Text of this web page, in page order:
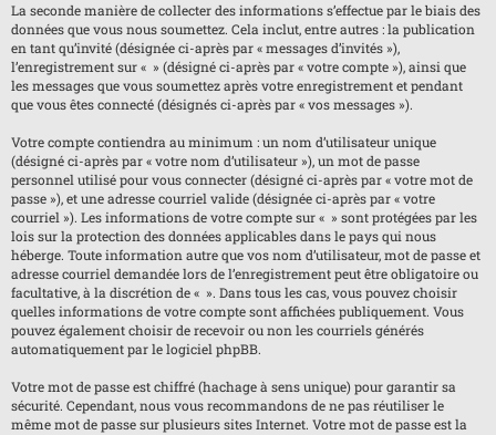
La seconde manière de collecter des informations s’effectue par le biais des
données que vous nous soumettez. Cela inclut, entre autres : la publication
en tant qu’invité (désignée ci-après par « messages d’invités »),
l’enregistrement sur « » (désigné ci-après par « votre compte »), ainsi que
les messages que vous soumettez après votre enregistrement et pendant
que vous êtes connecté (désignés ci-après par « vos messages »).
Votre compte contiendra au minimum : un nom d’utilisateur unique
(désigné ci-après par « votre nom d’utilisateur »), un mot de passe
personnel utilisé pour vous connecter (désigné ci-après par « votre mot de
passe »), et une adresse courriel valide (désignée ci-après par « votre
courriel »). Les informations de votre compte sur « » sont protégées par les
lois sur la protection des données applicables dans le pays qui nous
héberge. Toute information autre que vos nom d’utilisateur, mot de passe et
adresse courriel demandée lors de l’enregistrement peut être obligatoire ou
facultative, à la discrétion de « ». Dans tous les cas, vous pouvez choisir
quelles informations de votre compte sont affichées publiquement. Vous
pouvez également choisir de recevoir ou non les courriels générés
automatiquement par le logiciel phpBB.
Votre mot de passe est chiffré (hachage à sens unique) pour garantir sa
sécurité. Cependant, nous vous recommandons de ne pas réutiliser le
même mot de passe sur plusieurs sites Internet. Votre mot de passe est la